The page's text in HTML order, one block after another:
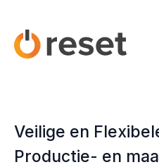
Veilige en
Productie- en